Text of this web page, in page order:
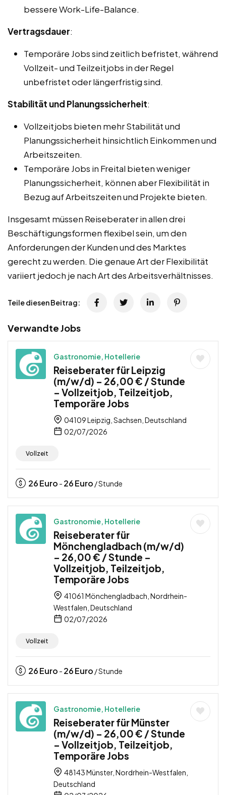
bessere Work-Life-Balance.
Vertragsdauer:
Temporäre Jobs sind zeitlich befristet, während
Vollzeit- und Teilzeitjobs in der Regel
unbefristet oder längerfristig sind.
Stabilität und Planungssicherheit:
Vollzeitjobs bieten mehr Stabilität und
Planungssicherheit hinsichtlich Einkommen und
Arbeitszeiten.
Temporäre Jobs in Freital bieten weniger
Planungssicherheit, können aber Flexibilität in
Bezug auf Arbeitszeiten und Projekte bieten.
Insgesamt müssen Reiseberater in allen drei
Beschäftigungsformen flexibel sein, um den
Anforderungen der Kunden und des Marktes
gerecht zu werden. Die genaue Art der Flexibilität
variiert jedoch je nach Art des Arbeitsverhältnisses.
Teile diesen Beitrag:
Verwandte Jobs
Gastronomie, Hotellerie
Reiseberater für Leipzig
(m/w/d) – 26,00 € / Stunde
– Vollzeitjob, Teilzeitjob,
Temporäre Jobs
04109 Leipzig, Sachsen, Deutschland
02/07/2026
Vollzeit
26Euro - 26Euro / Stunde
Gastronomie, Hotellerie
Reiseberater für
Mönchengladbach (m/w/d)
– 26,00 € / Stunde –
Vollzeitjob, Teilzeitjob,
Temporäre Jobs
41061 Mönchengladbach, Nordrhein-
Westfalen, Deutschland
02/07/2026
Vollzeit
26Euro - 26Euro / Stunde
Gastronomie, Hotellerie
Reiseberater für Münster
(m/w/d) – 26,00 € / Stunde
– Vollzeitjob, Teilzeitjob,
Temporäre Jobs
48143 Münster, Nordrhein-Westfalen,
Deutschland